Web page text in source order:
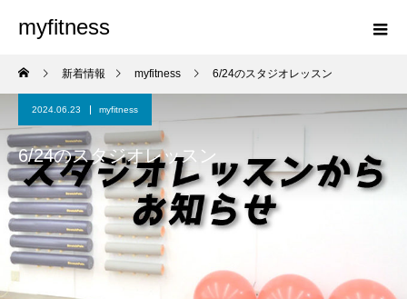
myfitness
新着情報 myfitness 6/24のスタジオレッスン
2024.06.23 myfitness
6/24のスタジオレッスン